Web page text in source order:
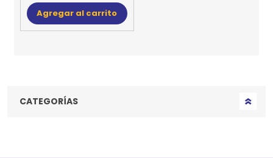
Agregar al carrito
CATEGORÍAS